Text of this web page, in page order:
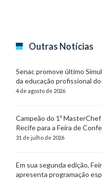
Outras Notícias
Senac promove último
da educação profissional do
4 de agosto de 2026
Campeão do 1º
Recife para a Feira de
31 de julho de 2026
Em sua segunda edição,
apresenta programação